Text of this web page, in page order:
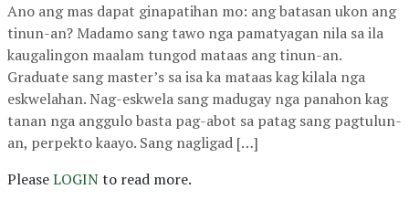
Ano ang mas dapat ginapatihan mo: ang batasan ukon ang
tinun-an? Madamo sang tawo nga pamatyagan nila sa ila
kaugalingon maalam tungod mataas ang tinun-an.
Graduate sang master’s sa isa ka mataas kag kilala nga
eskwelahan. Nag-eskwela sang madugay nga panahon kag
tanan nga anggulo basta pag-abot sa patag sang pagtulun-
an, perpekto kaayo. Sang nagligad […]
PleaseLOGINto read more.